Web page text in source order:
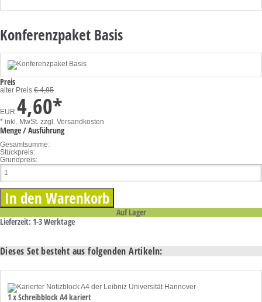
Konferenzpaket Basis
Preis
alter Preis € 4,95
EUR 4,60*
* inkl. MwSt. zzgl. Versandkosten
Menge / Ausführung
Gesamtsumme:
Stückpreis:
Grundpreis:
Auf Lager
Lieferzeit: 1-3 Werktage
Dieses Set besteht aus folgenden Artikeln:
1 x Schreibblock A4 kariert